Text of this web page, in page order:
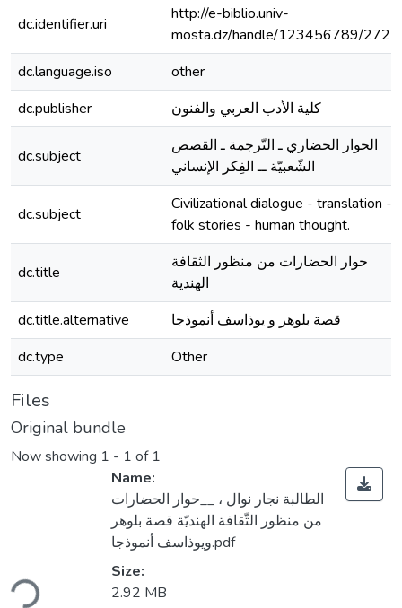
dc.identifier.uri
http://e-biblio.univ-
mosta.dz/handle/123456789/
dc.language.iso
other
dc.publisher
كلية الأدب العربي والفنون
dc.subject
الحوار الحضاري ـ التّرجمة ـ القصص
الشّعبيّة ــ الفِكر الإنساني
dc.subject
Civilizational dialogue - translation -
folk stories - human thought.
dc.title
حوار الحضارات من منظور الثقافة
الهندية
dc.title.alternative
قصة بلوهر و يوذاسف أنموذجا
dc.type
Other
Files
Original bundle
Now showing 1 - 1 of 1
Loading...
Name:
الطالبة نجار نوال ، __حوار الحضارات
من منظور الثّقافة الهنديّة قصة بلوهر
ويوذاسف أنموذجا.pdf
Size:
2.92 MB